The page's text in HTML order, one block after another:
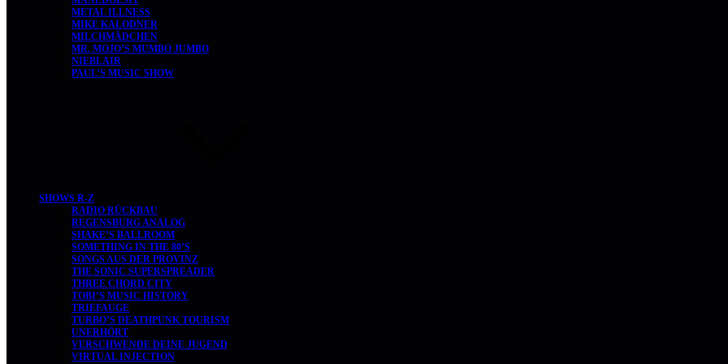
METAL ILLNESS
MIKE KALODNER
MILCHMÄDCHEN
MR. MOJO’S MUMBO JUMBO
NIEBLAIR
PAUL’S MUSIC SHOW
SHOWS R-Z
RADIO RÜCKBAU
REGENSBURG ANALOG
SHAKE’S BALLROOM
SOMETHING IN THE 80’S
SONGS AUS DER PROVINZ
THE SONIC SUPERSPREADER
THREE CHORD CITY
TOBI’S MUSIC HISTORY
TRIEFAUGE
TURBO’S DEATHPUNK TOURISM
UNERHÖRT
VERSCHWENDE DEINE JUGEND
VIRTUAL INJECTION